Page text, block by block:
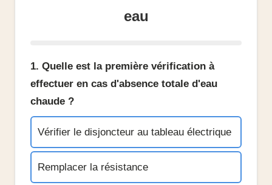
eau
1. Quelle est la première vérification à
effectuer en cas d'absence totale d'eau
chaude ?
Vérifier le disjoncteur au tableau électrique
Remplacer la résistance